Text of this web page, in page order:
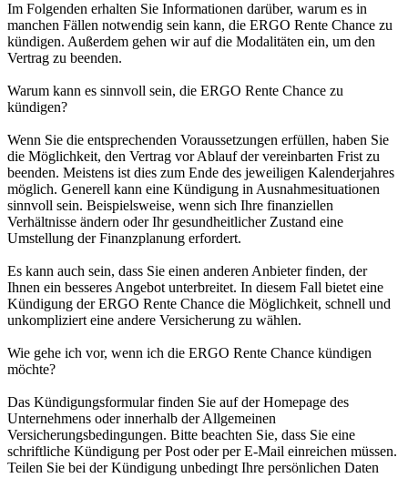
Im Folgenden erhalten Sie Informationen darüber, warum es in
manchen Fällen notwendig sein kann, die ERGO Rente Chance zu
kündigen. Außerdem gehen wir auf die Modalitäten ein, um den
Vertrag zu beenden.
Warum kann es sinnvoll sein, die ERGO Rente Chance zu
kündigen?
Wenn Sie die entsprechenden Voraussetzungen erfüllen, haben Sie
die Möglichkeit, den Vertrag vor Ablauf der vereinbarten Frist zu
beenden. Meistens ist dies zum Ende des jeweiligen Kalenderjahres
möglich. Generell kann eine Kündigung in Ausnahmesituationen
sinnvoll sein. Beispielsweise, wenn sich Ihre finanziellen
Verhältnisse ändern oder Ihr gesundheitlicher Zustand eine
Umstellung der Finanzplanung erfordert.
Es kann auch sein, dass Sie einen anderen Anbieter finden, der
Ihnen ein besseres Angebot unterbreitet. In diesem Fall bietet eine
Kündigung der ERGO Rente Chance die Möglichkeit, schnell und
unkompliziert eine andere Versicherung zu wählen.
Wie gehe ich vor, wenn ich die ERGO Rente Chance kündigen
möchte?
Das Kündigungsformular finden Sie auf der Homepage des
Unternehmens oder innerhalb der Allgemeinen
Versicherungsbedingungen. Bitte beachten Sie, dass Sie eine
schriftliche Kündigung per Post oder per E-Mail einreichen müssen.
Teilen Sie bei der Kündigung unbedingt Ihre persönlichen Daten